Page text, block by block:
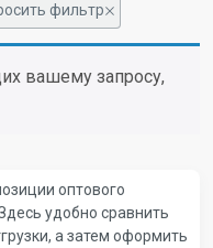
фильтр
вашему запросу,
оптового
удобно сравнить
а затем оформить